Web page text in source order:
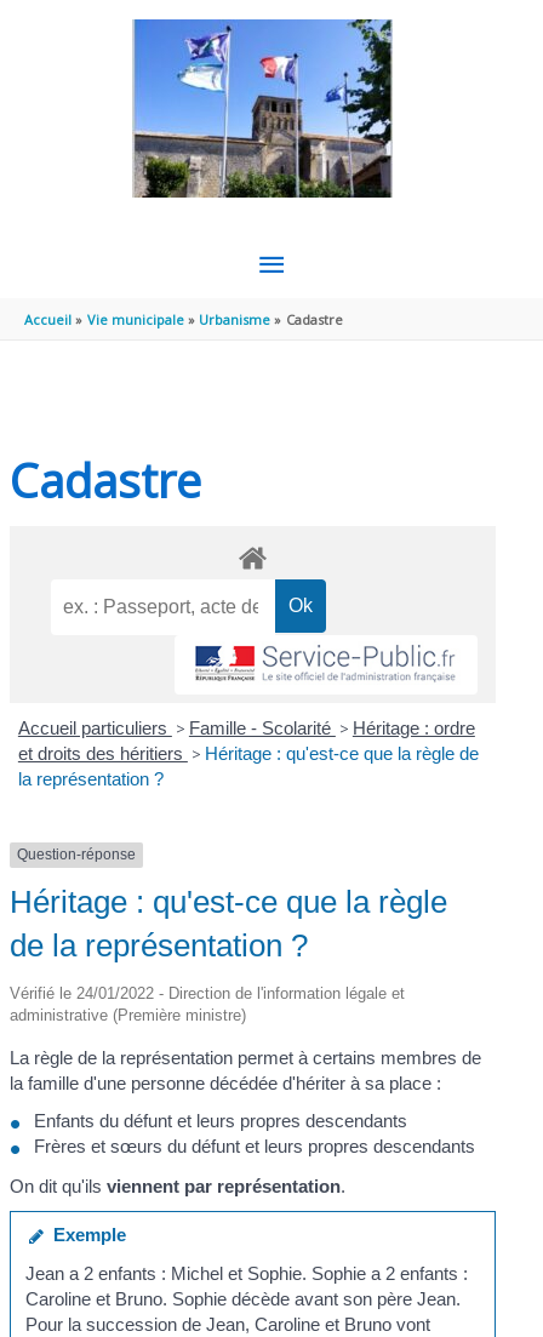
MENU
PRINCIPAL
Accueil Vie municipale Urbanisme Cadastre
Cadastre
Accueil particuliers > Famille - Scolarité > Héritage : ordre
et droits des héritiers > Héritage : qu'est-ce que la règle de
la représentation ?
Question-réponse
Héritage : qu'est-ce que la règle
de la représentation ?
Vérifié le 24/01/2022 - Direction de l'information légale et
administrative (Première ministre)
La règle de la représentation permet à certains membres de
la famille d'une personne décédée d'hériter à sa place :
Enfants du défunt et leurs propres descendants
Frères et sœurs du défunt et leurs propres descendants
On dit qu'ilsviennent par représentation.
Exemple
Jean a 2 enfants : Michel et Sophie. Sophie a 2 enfants :
Caroline et Bruno. Sophie décède avant son père Jean.
Pour la succession de Jean, Caroline et Bruno vont